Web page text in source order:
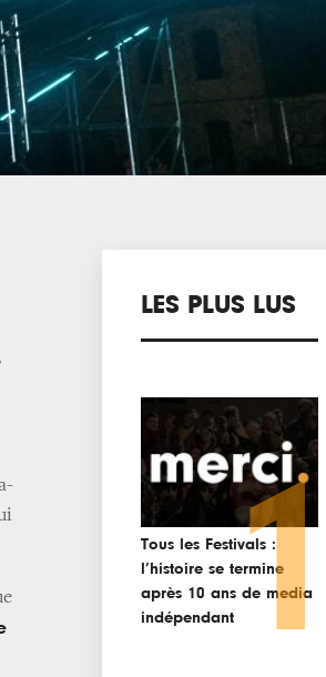
LES PLUS LUS
Tous les Festivals :
l’histoire se termine
après 10 ans de media
indépendant1